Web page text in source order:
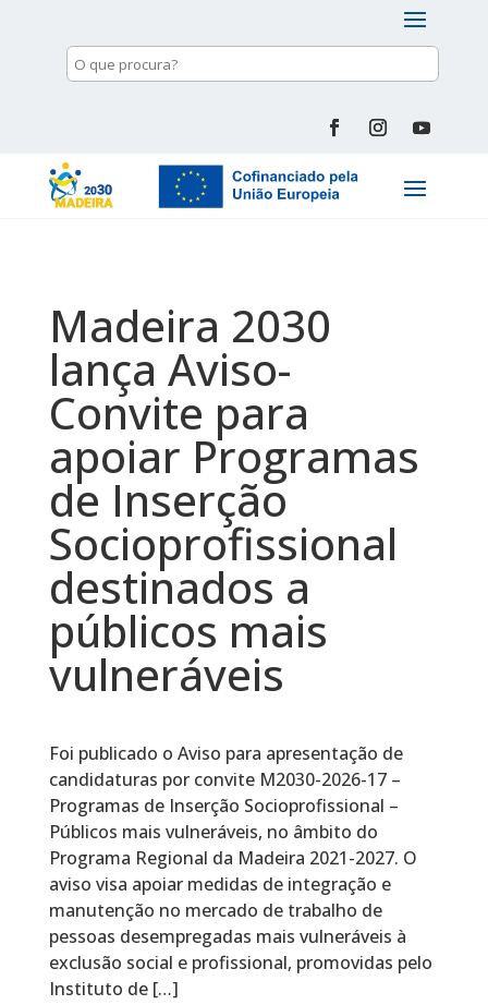
Madeira 2030
lança Aviso-
Convite para
apoiar Programas
de Inserção
Socioprofissional
destinados a
públicos mais
vulneráveis
Foi publicado o Aviso para apresentação de
candidaturas por convite M2030-2026-17 –
Programas de Inserção Socioprofissional –
Públicos mais vulneráveis, no âmbito do
Programa Regional da Madeira 2021-2027. O
aviso visa apoiar medidas de integração e
manutenção no mercado de trabalho de
pessoas desempregadas mais vulneráveis à
exclusão social e profissional, promovidas pelo
Instituto de […]